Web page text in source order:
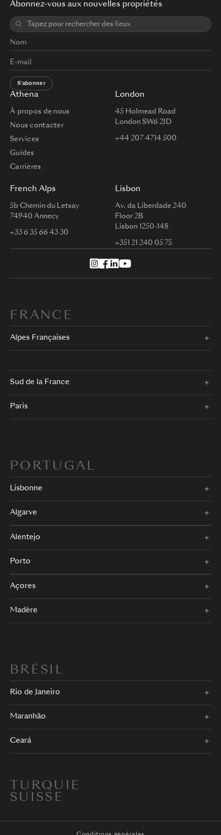
Athena
À propos de nous
Nous contacter
Services
Guides
Carrières
London
45 Holmead Road
London SW6 2JD
+44 207 4714 500
French Alps
5b Chemin du Letsay
74940 Annecy
+33 6 35 66 43 30
Lisbon
Av. da Liberdade 240
Floor 2B
Lisbon 1250-148
+351 21 240 05 75
Abonnez-vous aux nouvelles propriétés
S'abonner
FRANCE
Alpes Françaises
Sud de la France
Paris
PORTUGAL
Lisbonne
Algarve
Alentejo
Porto
Açores
Madère
BRÉSIL
Rio de Janeiro
Maranhão
Ceará
TURQUIE
SUISSE